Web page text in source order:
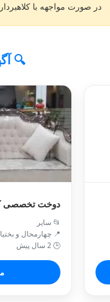
در صورت مواجهه با
🔍
دوخت تخصصی
📂 سایر
📍 چهارمحال و
🕒 2 سال پیش